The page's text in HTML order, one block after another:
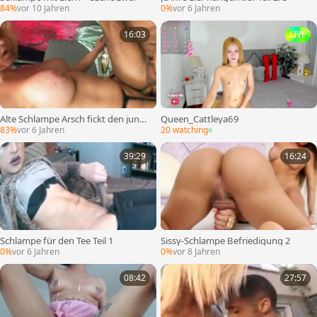
84%vor 10 Jahren 0%vor 6 Jahren
16:03
Alte Schlampe Arsch fickt den junge
n Musiker – Teil 2
83%vor 6 Jahren
LIVE
Queen_Cattleya69
20 watching
39:29
Schlampe für den Tee Teil 1
0%vor 6 Jahren
16:24
Sissy-Schlampe Befriedigung 2
0%vor 8 Jahren
08:42 27:57